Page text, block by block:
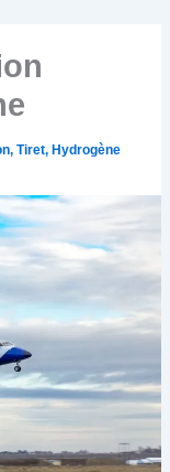
,Tiret, Hydrogène